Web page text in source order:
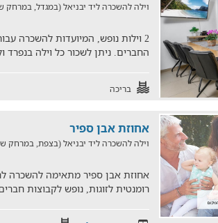
וילה להשכרה ליד יבניאל (במגדל, במרחק של 14.6
2 וילות נופש, המיועדות להשכרה
החברים. ניתן לשכור כל וילה בנפרד וליהנות מ-4
בריכה
אחוזת אבן ספיר
וילה להשכרה ליד יבניאל (בצפת, במרחק של 29.6
אחוזת אבן ספיר מתאימה להשכרה
רומנטית לזוגות, נופש לקבוצות